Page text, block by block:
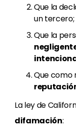
Que la
un tercero;
Que la
Que como
La ley de
difamación: